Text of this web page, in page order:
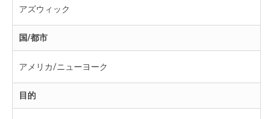
アズウィック
国/都市
アメリカ/ニューヨーク
目的